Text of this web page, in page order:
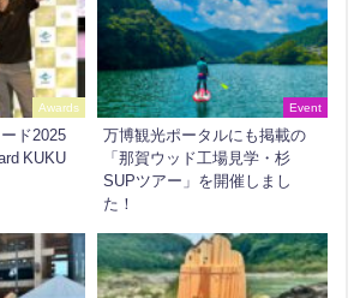
Awards
ド2025
KUKU
Event
万博観光ポータルにも掲載の
「那賀ウッド工場見学・杉
SUPツアー」を開催しまし
た！